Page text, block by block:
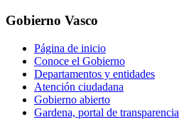
Gobierno Vasco
Página de inicio
Conoce el Gobierno
Departamentos y entidades
Atención ciudadana
Gobierno abierto
Gardena, portal de transparencia